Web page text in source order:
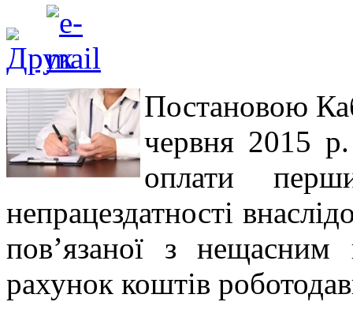
Постановою
червня 2015
оплати
непрацездатності
пов’язаної з
рахунок коштів